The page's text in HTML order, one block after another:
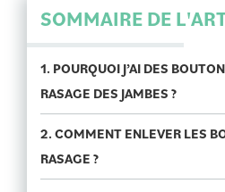
SOMMAIRE DE
1. POURQUOI J’AI DES
RASAGE DES JAMBES ?
2. COMMENT ENLEVER LES
RASAGE ?